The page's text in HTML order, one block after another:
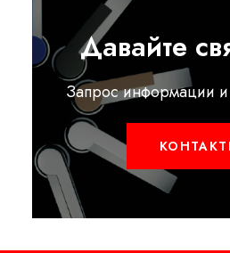
Давайте
Запрос информации